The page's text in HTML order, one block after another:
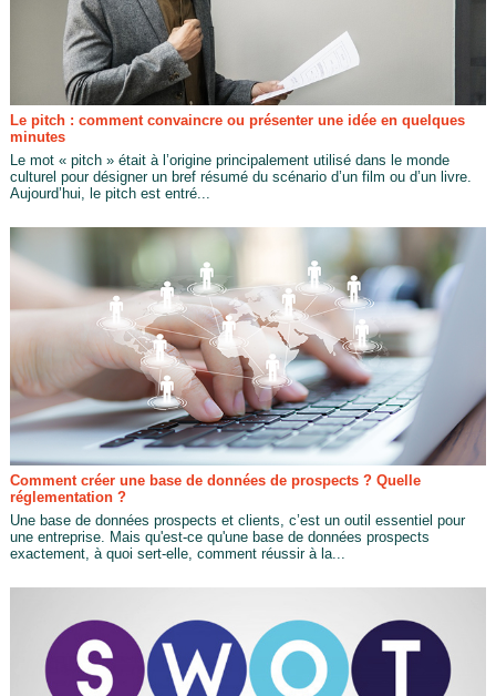
Le pitch : comment convaincre ou présenter une idée en quelques
minutes
Le mot « pitch » était à l’origine principalement utilisé dans le monde
culturel pour désigner un bref résumé du scénario d’un film ou d’un livre.
Aujourd’hui, le pitch est entré...
Comment créer une base de données de prospects ? Quelle
réglementation ?
Une base de données prospects et clients, c’est un outil essentiel pour
une entreprise. Mais qu'est-ce qu'une base de données prospects
exactement, à quoi sert-elle, comment réussir à la...